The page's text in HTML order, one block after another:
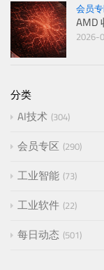
会员
AMD
2026-
分类
AI技术 304
会员专区 290
工业智能 73
工业软件 22
每日动态 501